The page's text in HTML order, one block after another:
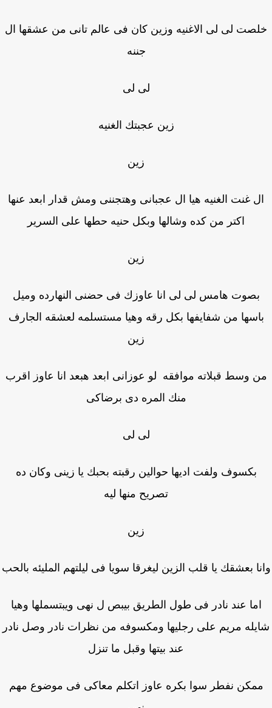
لى لى الاغنيه وزين كان فى عالم تانى من عشقها ال
جننه
لى لى
زين عجبتك الغنيه
زين
غنت الغنيه هيا ال عجبانى وهتجننى ومش قدار ابعد عنها
اكتر من كده وشالها وبكل حنيه حطها على السرير
زين
بصوت هامس لى لى انا عاوزك فى حضنى النهارده وميل
من شفايفها بكل رقه وهيا مستسلمه لعشقه الجارف
زين
وسط قبلاته موافقه لو عوزانى ابعد هبعد انا عاوز اقرب
منك المره دى برضاكى
لى لى
بكسوف ولفت اديها حوالين رقبته بحبك يا زينى وكان ده
تصريح منها ليه
زين
بعشقك يا قلب الزين ليغرقا سويا فى ليلتهم المليئه بالحب
اما عند نادر فى طول الطريق بيبص ل نهى ويبتسملها وهيا
مريم على رجليها ومكسوفه من نظرات نادر وصل نادر
عند بيتها وقبل ما تنزل
نفطر سوا بكره عاوز اتكلم معاكى فى موضوع مهم